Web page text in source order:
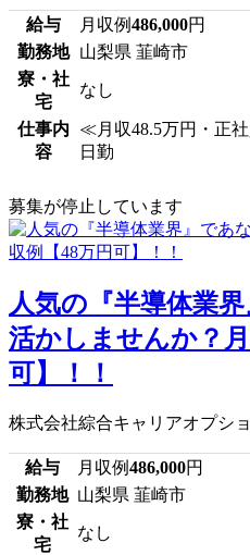
給与 月収例486,000円
勤務地 山梨県 韮崎市
寮・社
宅
なし
仕事内
容
≪月収48.5万円・正
日勤
募集が停止しています
人気の『半導体業
活かしませんか？
可】！！
株式会社綜合キャリアオプシ
給与 月収例486,000円
勤務地 山梨県 韮崎市
寮・社
宅
なし